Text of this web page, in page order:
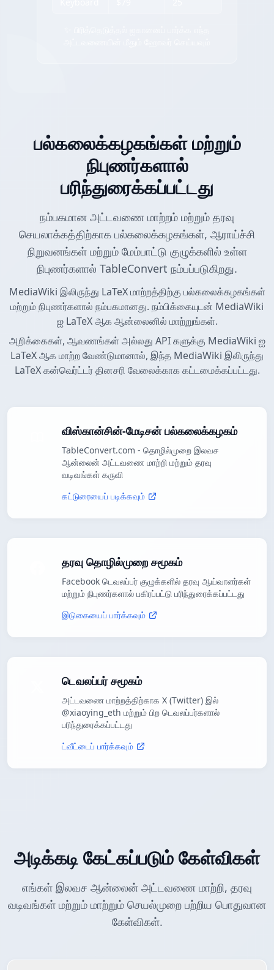
பல்கலைக்கழகங்கள் மற்றும்
நிபுணர்களால்
பரிந்துரைக்கப்பட்டது
நம்பகமான அட்டவணை மாற்றம் மற்றும் தரவு
செயலாக்கத்திற்காக பல்கலைக்கழகங்கள், ஆராய்ச்சி
நிறுவனங்கள் மற்றும் மேம்பாட்டு குழுக்களில் உள்ள
நிபுணர்களால் TableConvert நம்பப்படுகிறது.
MediaWiki இலிருந்து LaTeX மாற்றத்திற்கு பல்கலைக்கழகங்கள்
மற்றும் நிபுணர்களால் நம்பகமானது. நம்பிக்கையுடன் MediaWiki
ஐ LaTeX ஆக ஆன்லைனில் மாற்றுங்கள்.
அறிக்கைகள், ஆவணங்கள் அல்லது API களுக்கு MediaWiki ஐ
LaTeX ஆக மாற்ற வேண்டுமானால், இந்த MediaWiki இலிருந்து
LaTeX கன்வெர்ட்டர் தினசரி வேலைக்காக கட்டமைக்கப்பட்டது.
விஸ்கான்சின்-மேடிசன் பல்கலைக்கழகம்
TableConvert.com - தொழில்முறை இலவச
ஆன்லைன் அட்டவணை மாற்றி மற்றும் தரவு
வடிவங்கள் கருவி
கட்டுரையைப் படிக்கவும்
தரவு தொழில்முறை சமூகம்
Facebook டெவலப்பர் குழுக்களில் தரவு ஆய்வாளர்கள்
மற்றும் நிபுணர்களால் பகிரப்பட்டு பரிந்துரைக்கப்பட்டது
இடுகையைப் பார்க்கவும்
டெவலப்பர் சமூகம்
அட்டவணை மாற்றத்திற்காக X (Twitter) இல்
@xiaoying_eth மற்றும் பிற டெவலப்பர்களால்
பரிந்துரைக்கப்பட்டது
ட்வீட்டைப் பார்க்கவும்
அடிக்கடி கேட்கப்படும் கேள்விகள்
எங்கள் இலவச ஆன்லைன் அட்டவணை மாற்றி, தரவு
வடிவங்கள் மற்றும் மாற்றும் செயல்முறை பற்றிய பொதுவான
கேள்விகள்.